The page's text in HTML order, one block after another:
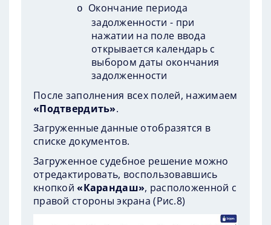
o
Окончание периода
задолженности - при
нажатии на поле ввода
открывается календарь с
выбором даты окончания
задолженности
После заполнения всех полей, нажимаем
«Подтвердить».
Загруженные данные отобразятся в
списке документов.
Загруженное судебное решение можно
отредактировать, воспользовавшись
кнопкой«Карандаш», расположенной с
правой стороны экрана (Рис.8)